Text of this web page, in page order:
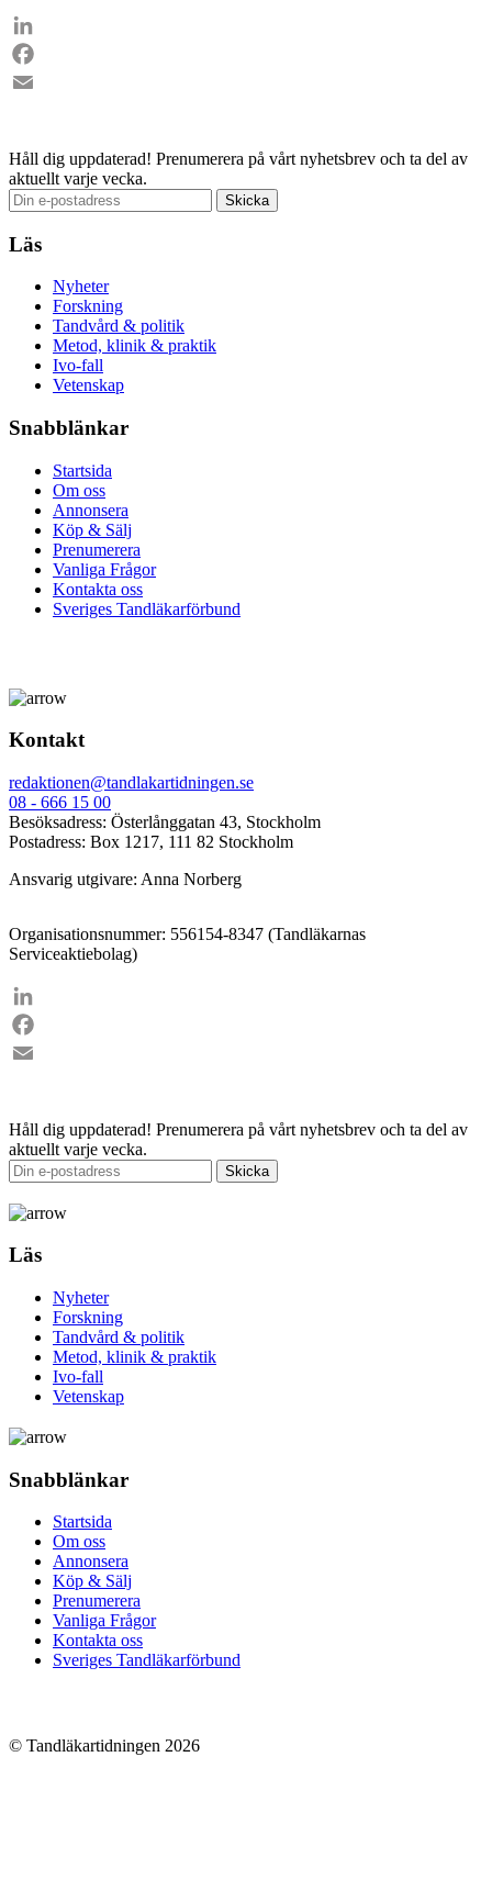
LinkedIn
Facebook
Håll dig uppdaterad! Prenumerera på vårt nyhetsbrev och ta del av
aktuellt varje vecka.
Läs
Nyheter
Forskning
Tandvård & politik
Metod, klinik & praktik
Ivo-fall
Vetenskap
Snabblänkar
Startsida
Om oss
Annonsera
Köp & Sälj
Prenumerera
Vanliga Frågor
Kontakta oss
Sveriges Tandläkarförbund
Kontakt
redaktionen@tandlakartidningen.se
08 - 666 15 00
Besöksadress: Österlånggatan 43, Stockholm
Postadress: Box 1217, 111 82 Stockholm
Ansvarig utgivare: Anna Norberg
Organisationsnummer: 556154-8347 (Tandläkarnas
Serviceaktiebolag)
LinkedIn
Facebook
Håll dig uppdaterad! Prenumerera på vårt nyhetsbrev och ta del av
aktuellt varje vecka.
Läs
Nyheter
Forskning
Tandvård & politik
Metod, klinik & praktik
Ivo-fall
Vetenskap
Snabblänkar
Startsida
Om oss
Annonsera
Köp & Sälj
Prenumerera
Vanliga Frågor
Kontakta oss
Sveriges Tandläkarförbund
© Tandläkartidningen 2026